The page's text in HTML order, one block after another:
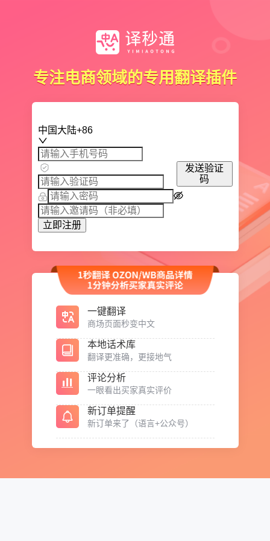
专注电商领域的专用翻译插件
中国大陆+86
发送验证
码
立即注册
一键翻译
商场页面秒变中文
本地话术库
翻译更准确，更接地气
评论分析
一眼看出买家真实评价
新订单提醒
新订单来了（语言+公众号）